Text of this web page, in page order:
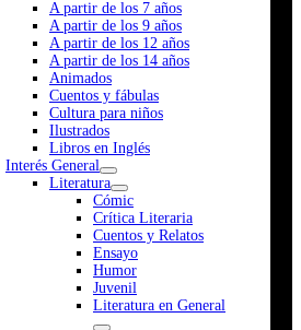
A partir de los 7 años
A partir de los 9 años
A partir de los 12 años
A partir de los 14 años
Animados
Cuentos y fábulas
Cultura para niños
Ilustrados
Libros en Inglés
Interés General
Literatura
Cómic
Crítica Literaria
Cuentos y Relatos
Ensayo
Humor
Juvenil
Literatura en General